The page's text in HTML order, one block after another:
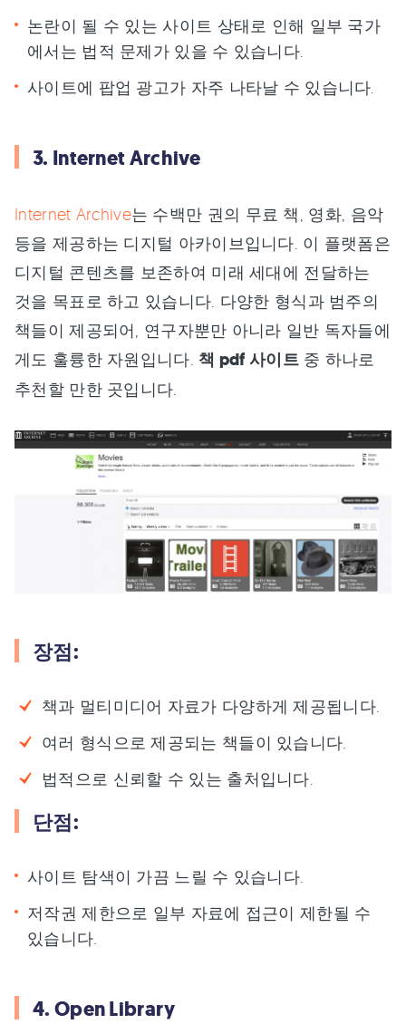
논란이 될 수 있는 사이트 상태로 인해 일부 국가
에서는 법적 문제가 있을 수 있습니다.
사이트에 팝업 광고가 자주 나타날 수 있습니다.
3. Internet Archive
Internet Archive는 수백만 권의 무료 책, 영화, 음악
등을 제공하는 디지털 아카이브입니다. 이 플랫폼은
디지털 콘텐츠를 보존하여 미래 세대에 전달하는
것을 목표로 하고 있습니다. 다양한 형식과 범주의
책들이 제공되어, 연구자뿐만 아니라 일반 독자들에
게도 훌륭한 자원입니다.책 pdf 사이트중 하나로
추천할 만한 곳입니다.
장점:
책과 멀티미디어 자료가 다양하게 제공됩니다.
여러 형식으로 제공되는 책들이 있습니다.
법적으로 신뢰할 수 있는 출처입니다.
단점:
사이트 탐색이 가끔 느릴 수 있습니다.
저작권 제한으로 일부 자료에 접근이 제한될 수
있습니다.
4. Open Library